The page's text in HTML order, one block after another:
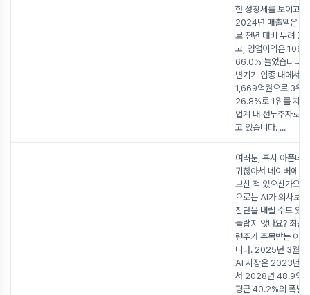
한 성장세를 보이고
2024년 매출액은
로 전년 대비 무려
고, 영업이익은 106
66.0% 늘었습니다.
변기기 업종 내에서
1,669억원으로 3위,
26.8%로 1위를 차지
업계 내 선두주자로
고 있습니다. ...
여러분, 혹시 아픈데
귀찮아서 네이버에
보신 적 있으신가요?
으로는 AI가 의사보
진단을 내릴 수도 있
놀랍지 않나요? 최근
련주가 주목받는 이
니다. 2025년 3월 현
AI 시장은 2023년 9
서 2028년 48.9억
평균 40.2%의 폭발